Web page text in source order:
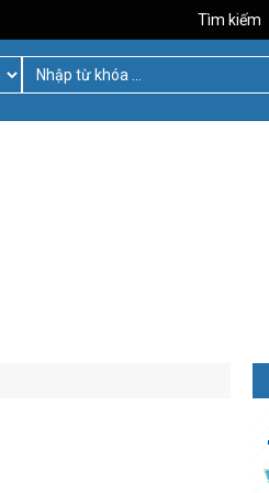
Tìm kiếm